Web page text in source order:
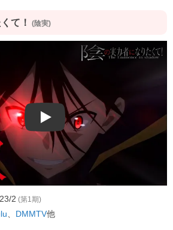
て！ (陰実)
Play
2 (第1期)
DMMTV他